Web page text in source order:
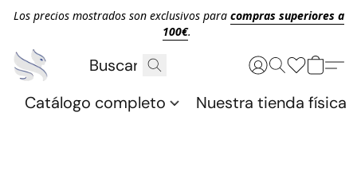
Los precios mostrados son exclusivos para compras superiores a
100€.
Catálogo completo Nuestra tienda física